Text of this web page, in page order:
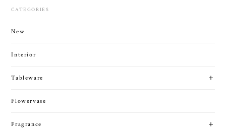
CATEGORIES
New
Interior
Tableware
Flowervase
Fragrance